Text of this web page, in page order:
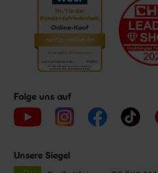
Folge uns auf
Unsere Siegel